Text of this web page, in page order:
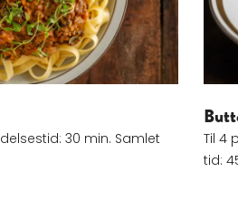
30 min. Samlet
Til 4
tid: